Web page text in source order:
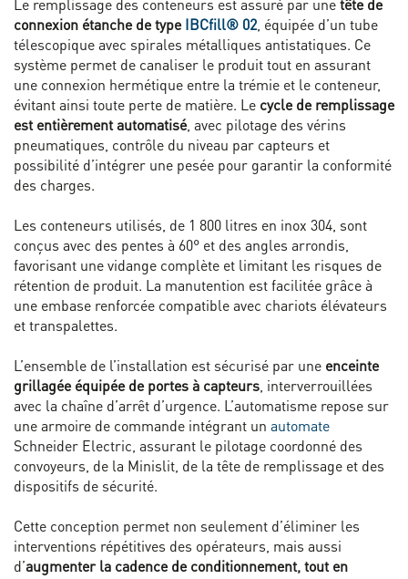
Le remplissage des conteneurs est assuré par unetête de
connexion étanche de typeIBCfill® 02 , équipée d’un tube
télescopique avec spirales métalliques antistatiques. Ce
système permet de canaliser le produit tout en assurant
une connexion hermétique entre la trémie et le conteneur,
évitant ainsi toute perte de matière. Le cycle de remplissage
est entièrement automatisé, avec pilotage des vérins
pneumatiques, contrôle du niveau par capteurs et
possibilité d’intégrer une pesée pour garantir la conformité
des charges.
Les conteneurs utilisés, de 1 800 litres en inox 304, sont
conçus avec des pentes à 60° et des angles arrondis,
favorisant une vidange complète et limitant les risques de
rétention de produit. La manutention est facilitée grâce à
une embase renforcée compatible avec chariots élévateurs
et transpalettes.
L’ensemble de l’installation est sécurisé par une enceinte
grillagée équipée de portes à capteurs , interverrouillées
avec la chaîne d’arrêt d’urgence. L’automatisme repose sur
une armoire de commande intégrant un automate
Schneider Electric, assurant le pilotage coordonné des
convoyeurs, de la Minislit, de la tête de remplissage et des
dispositifs de sécurité.
Cette conception permet non seulement d’éliminer les
interventions répétitives des opérateurs, mais aussi
d’augmenter la cadence de conditionnement, tout en